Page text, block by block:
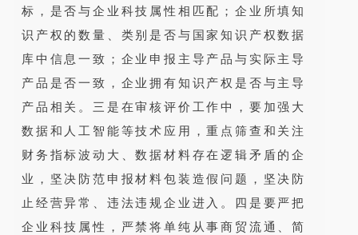
标，是否与企业科技属性相匹配；企业所填知
识产权的数量、类别是否与国家知识产权数据
库中信息一致；企业申报主导产品与实际主导
产品是否一致，企业拥有知识产权是否与主导
产品相关。三是在审核评价工作中，要加强大
数据和人工智能等技术应用，重点筛查和关注
财务指标波动大、数据材料存在逻辑矛盾的企
业，坚决防范申报材料包装造假问题，坚决防
止经营异常、违法违规企业进入。四是要严把
企业科技属性，严禁将单纯从事商贸流通、简